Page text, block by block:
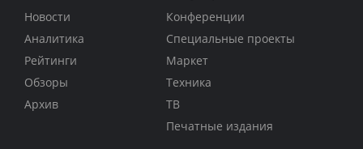
Новости
Аналитика
Рейтинги
Обзоры
Архив
Конференции
Специальные проекты
Маркет
Техника
ТВ
Печатные издания